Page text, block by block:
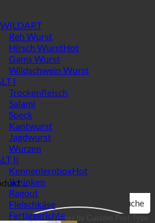
Suche
Filter by Custom Post Type
Reh Wurst
Hirsch Wurst
Gams Wurst
Wildschwein Wurst
I
Trockenfleisch
Salami
Speck
Kantwurst
Jagdwurst
Wurzen
II
Kennenlernbox
Schinken
Ragout
Fleischkäse
Fertiggerichte